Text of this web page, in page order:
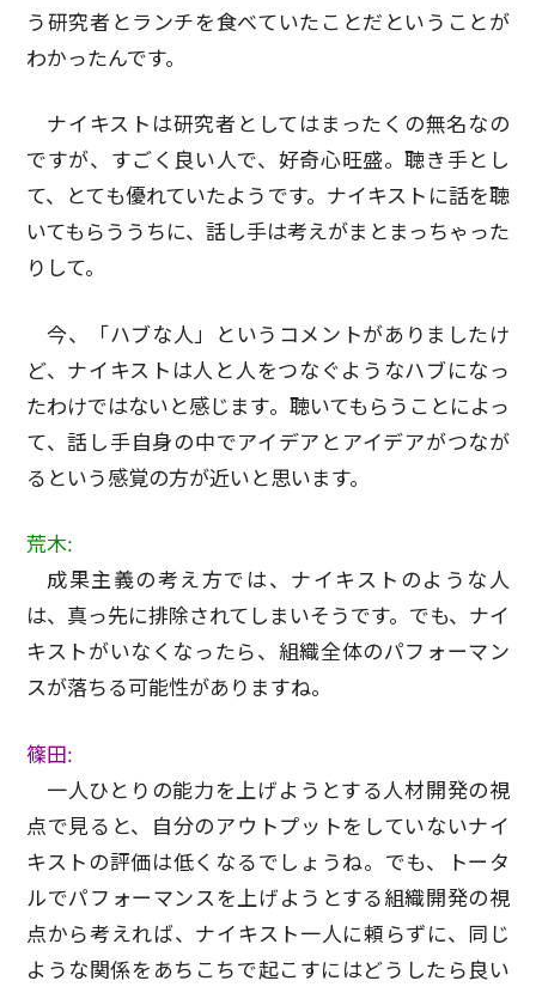
う研究者とランチを食べていたことだということが
わかったんです。
ナイキストは研究者としてはまったくの無名なの
ですが、すごく良い人で、好奇心旺盛。聴き手とし
て、とても優れていたようです。ナイキストに話を聴
いてもらううちに、話し手は考えがまとまっちゃった
りして。
今、「ハブな人」というコメントがありましたけ
ど、ナイキストは人と人をつなぐようなハブになっ
たわけではないと感じます。聴いてもらうことによっ
て、話し手自身の中でアイデアとアイデアがつなが
るという感覚の方が近いと思います。
荒木:
成果主義の考え方では、ナイキストのような人
は、真っ先に排除されてしまいそうです。でも、ナイ
キストがいなくなったら、組織全体のパフォーマン
スが落ちる可能性がありますね。
篠田:
一人ひとりの能力を上げようとする人材開発の視
点で見ると、自分のアウトプットをしていないナイ
キストの評価は低くなるでしょうね。でも、トータ
ルでパフォーマンスを上げようとする組織開発の視
点から考えれば、ナイキスト一人に頼らずに、同じ
ような関係をあちこちで起こすにはどうしたら良い